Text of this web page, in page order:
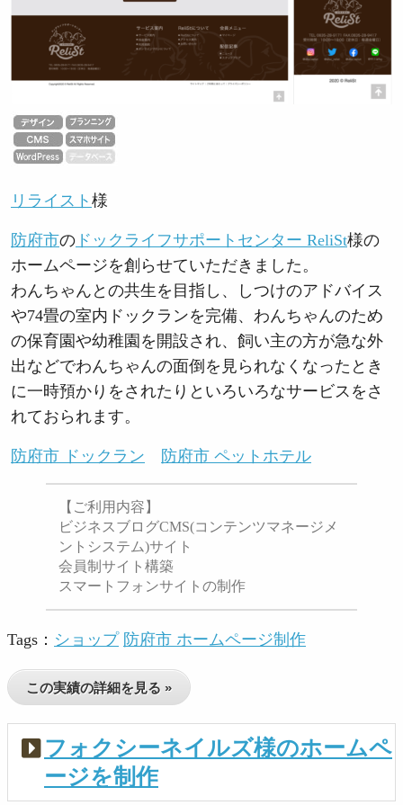
リライスト 様
防府市の ドックライフサポートセンター ReliSt様の
ホームページを創らせていただきました。
わんちゃんとの共生を目指し、しつけのアドバイス
や74畳の室内ドックランを完備、わんちゃんのため
の保育園や幼稚園を開設され、飼い主の方が急な外
出などでわんちゃんの面倒を見られなくなったとき
に一時預かりをされたりといろいろなサービスをさ
れておられます。
防府市 ドックラン 防府市 ペットホテル
【ご利用内容】
ビジネスブログCMS(コンテンツマネージメ
ントシステム)サイト
会員制サイト構築
スマートフォンサイトの制作
Tags： ショップ 防府市 ホームページ制作
この実績の詳細を見る »
フォクシーネイルズ様のホームペ
ージを制作